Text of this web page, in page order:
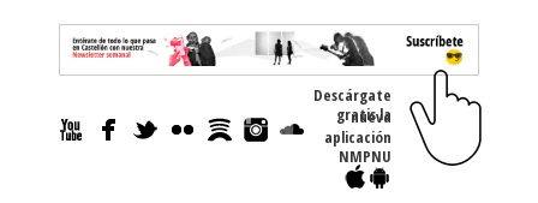
Descárgate
gratis la nueva
aplicación
NMPNU